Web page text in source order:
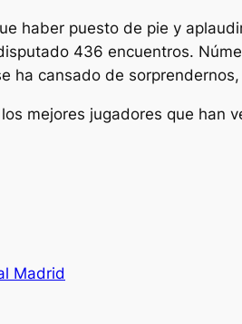
haber puesto de pie y
436 encuentros.
ha cansado de
mejores jugadores que han
Madrid